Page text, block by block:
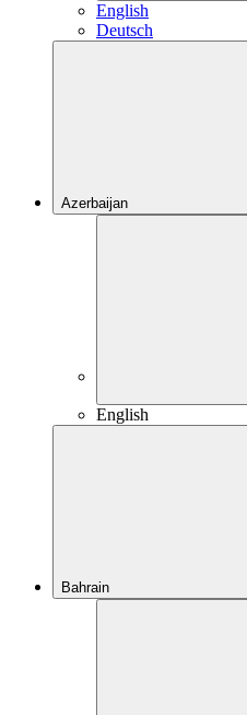
English
Deutsch
Azerbaijan
English
Bahrain